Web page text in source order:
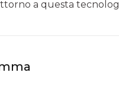
a questa